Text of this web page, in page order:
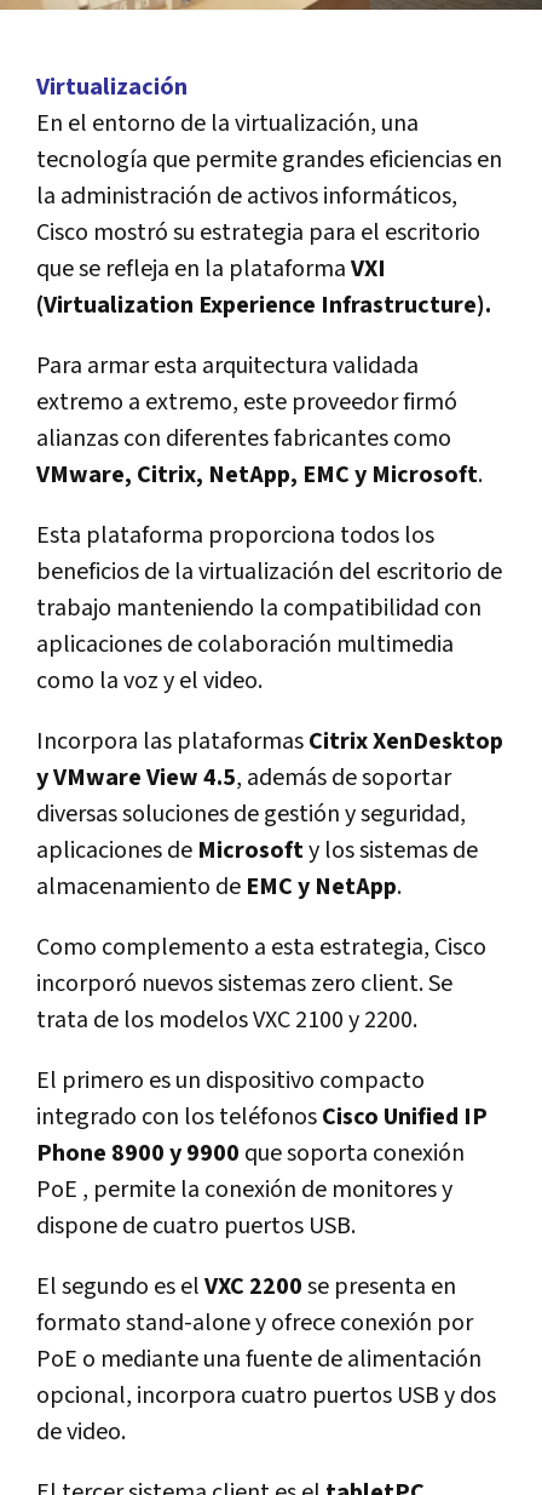
Virtualización
En el entorno de la virtualización, una
tecnología que permite grandes eficiencias en
la administración de activos informáticos,
Cisco mostró su estrategia para el escritorio
que se refleja en la plataformaVXI
(Virtualization Experience Infrastructure).
Para armar esta arquitectura validada
extremo a extremo, este proveedor firmó
alianzas con diferentes fabricantes como
VMware, Citrix, NetApp, EMC y Microsoft.
Esta plataforma proporciona todos los
beneficios de la virtualización del escritorio de
trabajo manteniendo la compatibilidad con
aplicaciones de colaboración multimedia
como la voz y el video.
Incorpora las plataformasCitrix XenDesktop
y VMware View 4.5, además de soportar
diversas soluciones de gestión y seguridad,
aplicaciones de Microsofty los sistemas de
almacenamiento de EMC y NetApp.
Como complemento a esta estrategia, Cisco
incorporó nuevos sistemas zero client. Se
trata de los modelos VXC 2100 y 2200.
El primero es un dispositivo compacto
integrado con los teléfonosCisco Unified IP
Phone 8900 y 9900 que soporta conexión
PoE , permite la conexión de monitores y
dispone de cuatro puertos USB.
El segundo es elVXC 2200se presenta en
formato stand-alone y ofrece conexión por
PoE o mediante una fuente de alimentación
opcional, incorpora cuatro puertos USB y dos
de video.